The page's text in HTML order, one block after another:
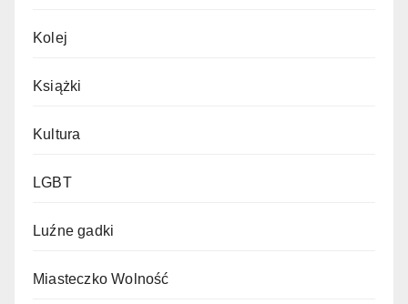
Kolej
Książki
Kultura
LGBT
Luźne gadki
Miasteczko Wolność